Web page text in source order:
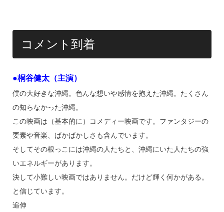
コメント到着
●桐谷健太（主演）
僕の大好きな沖縄。色んな想いや感情を抱えた沖縄。たくさん
の知らなかった沖縄。
この映画は（基本的に）コメディー映画です。ファンタジーの
要素や音楽、ばかばかしさも含んでいます。
そしてその根っこには沖縄の人たちと、沖縄にいた人たちの強
いエネルギーがあります。
決して小難しい映画ではありません。だけど輝く何かがある。
と信じています。
追伸